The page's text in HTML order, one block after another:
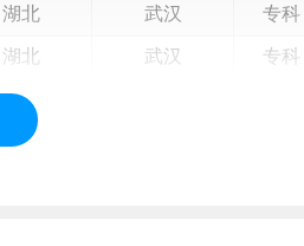
湖北 武汉 专科
湖北 武汉 专科
湖北
湖北